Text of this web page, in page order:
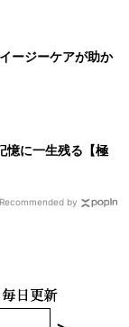
ージーケアが助か
憶に一生残る【極
Recommended by